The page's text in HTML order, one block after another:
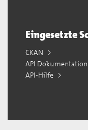
Eingesetzte
CKAN
API Dokumentation
API-Hilfe